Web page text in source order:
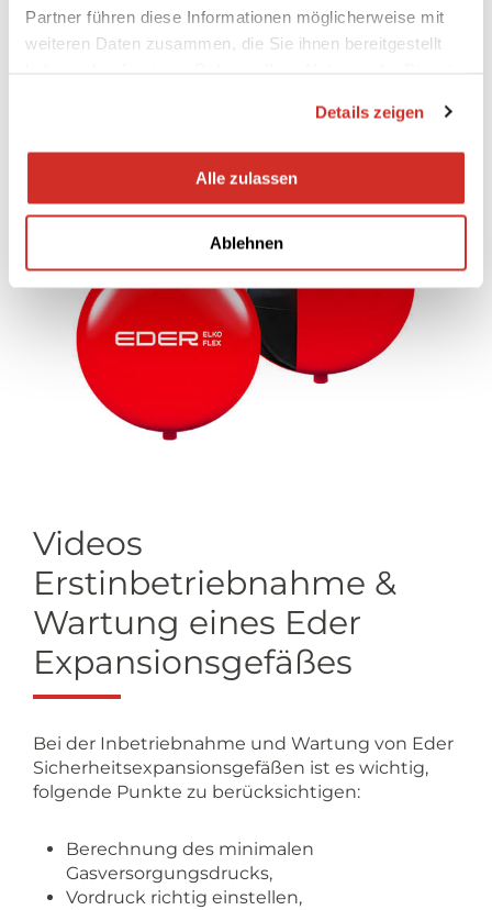
Partner führen diese Informationen möglicherweise mit
weiteren Daten zusammen, die Sie ihnen bereitgestellt
Details zeigen
Alle zulassen
Ablehnen
Videos
Erstinbetriebnahme &
Wartung eines Eder
Expansionsgefäßes
Bei der Inbetriebnahme und Wartung von Eder
Sicherheitsexpansionsgefäßen ist es wichtig,
folgende Punkte zu berücksichtigen:
Berechnung des minimalen
Gasversorgungsdrucks,
Vordruck richtig einstellen,